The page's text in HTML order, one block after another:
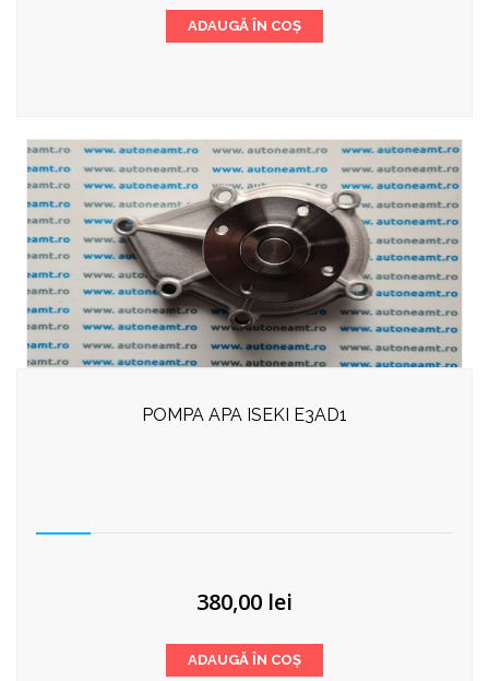
ADAUGĂ ÎN COȘ
POMPA APA ISEKI E3AD1
380,00 lei
ADAUGĂ ÎN COȘ